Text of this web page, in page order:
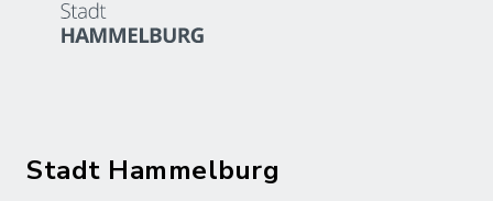
Stadt Hammelburg